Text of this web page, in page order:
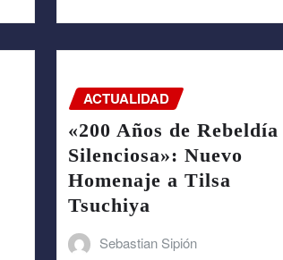
ACTUALIDAD
«200 Años de Rebeldía
Silenciosa»: Nuevo
Homenaje a Tilsa
Tsuchiya
Sebastian Sipión